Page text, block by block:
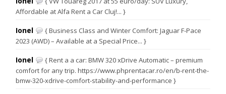
Affordable at Alfa Rent a Car Cluj!... }
Ionel
{ Business Class and Winter Comfort: Jaguar F-Pace
2023 (AWD) – Available at a Special Price... }
Ionel
{ Rent a a car: BMW 320 xDrive Automatic – premium
comfort for any trip. https://www.phprentacar.ro/en/b-rent-the-
bmw-320-xdrive-comfort-stability-and-performance }